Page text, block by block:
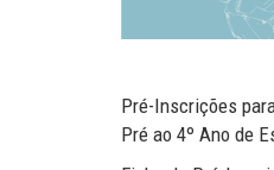
Pré-Inscrições
Pré ao 4º Ano de